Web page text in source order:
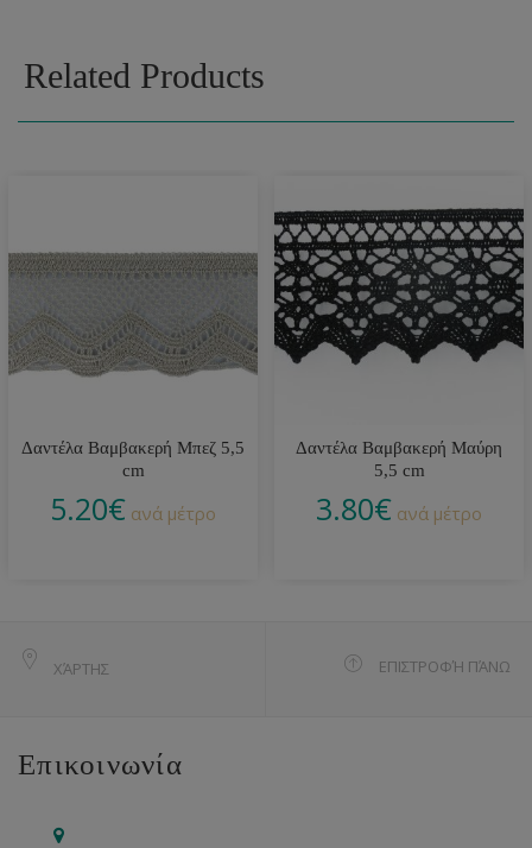
Related Products
Δαντέλα Βαμβακερή Μπεζ 5,5
cm
5.20€ ανά μέτρο
Δαντέλα Βαμβακερή Μαύρη
5,5 cm
3.80€ ανά μέτρο
ΧΆΡΤΗΣ ΕΠΙΣΤΡΟΦΉ ΠΆΝΩ
Επικοινωνία